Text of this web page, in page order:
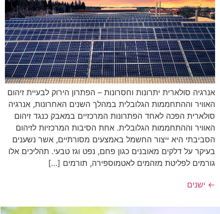
אנרגיה סולארית יתרונות וחסרונות – הפתרון הירוק לבעיית זיהום
האוויר וההתחממות הגלובלית במהלך השנים האחרונות, אנרגיה
סולארית הפכה לאחד הפתרונות המרכזיים במאבק כנגד זיהום
האוויר וההתחממות הגלובלית. אחת הסיבות המרכזיות לזיהום
הסביבתי היא ייצור החשמל באמצעים מסורתיים, אשר נשענים
בעיקר על דלקים מאובנים כגון פחם, נפט וגז טבעי. תהליכים אלו
גורמים לפליטת מזהמים לאטמוספירה, תורמים […]
← ישנים